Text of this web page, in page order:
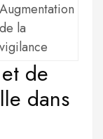
Augmentation
de la
vigilance
de
dans